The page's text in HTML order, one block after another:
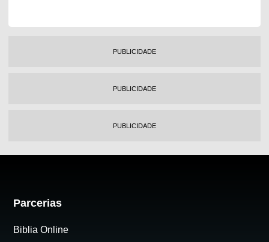
PUBLICIDADE
PUBLICIDADE
PUBLICIDADE
Parcerias
Biblia Online